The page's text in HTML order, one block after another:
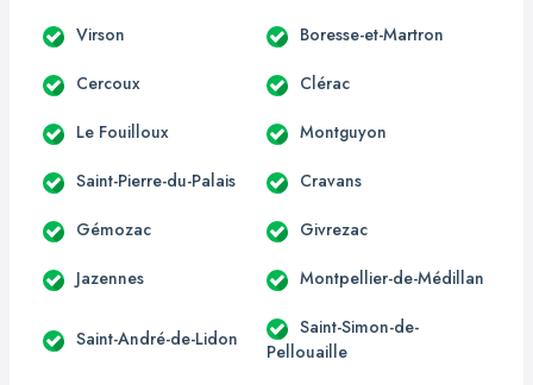
Virson Boresse-et-Martron
Cercoux Clérac
Le Fouilloux Montguyon
Saint-Pierre-du-Palais Cravans
Gémozac Givrezac
Jazennes Montpellier-de-Médillan
Saint-André-de-Lidon
Saint-Simon-de-
Pellouaille